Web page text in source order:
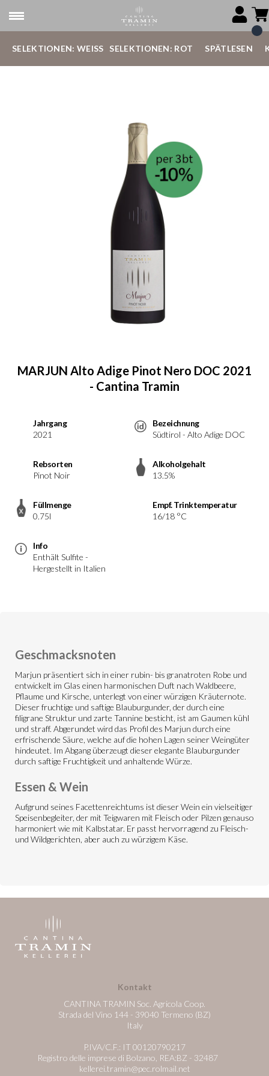
SELEKTIONEN: WEISS SELEKTIONEN: ROT SPÄTLESEN
MARJUN Alto Adige Pinot Nero DOC 2021
- Cantina Tramin
Jahrgang
2021
Bezeichnung
Südtirol - Alto Adige DOC
Rebsorten
Pinot Noir
Alkoholgehalt
13.5%
Füllmenge
0.75l
Empf. Trinktemperatur
16/18 °C
Info
Enthält Sulfite -
Hergestellt in Italien
Geschmacksnoten
Marjun präsentiert sich in einer rubin- bis granatroten Robe und
entwickelt im Glas einen harmonischen Duft nach Waldbeere,
Pflaume und Kirsche, unterlegt von einer würzigen Kräuternote.
Dieser fruchtige und saftige Blauburgunder, der durch eine
filigrane Struktur und zarte Tannine besticht, ist am Gaumen kühl
und straff. Abgerundet wird das Profil des Marjun durch eine
erfrischende Säure, welche auf die hohen Lagen seiner Weingüter
hindeutet. Im Abgang überzeugt dieser elegante Blauburgunder
durch saftige Fruchtigkeit und anhaltende Würze.
Essen & Wein
Aufgrund seines Facettenreichtums ist dieser Wein ein vielseitiger
Speisenbegleiter, der mit Teigwaren mit Fleisch oder Pilzen genauso
harmoniert wie mit Kalbstatar. Er passt hervorragend zu Fleisch-
und Wildgerichten, aber auch zu würzigem Käse.
Kontakt
CANTINA TRAMIN Soc. Agricola Coop.
Strada del Vino 144 - 39040 Termeno (BZ)
Italy
P.IVA/C.F.: IT 00120790217
Registro delle imprese di Bolzano, REA:BZ - 32487
kellerei.tramin@pec.rolmail.net